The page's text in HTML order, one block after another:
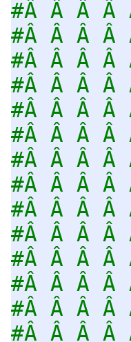
#Â Â Â
#Â Â Â Â
#Â Â Â Â
#Â Â Â
#Â Â Â Â
#Â Â Â
#Â Â Â Â
#Â Â Â
#Â Â Â Â
#Â Â Â Â
#Â Â Â
#Â Â Â Â
#Â Â Â Â
#Â Â Â